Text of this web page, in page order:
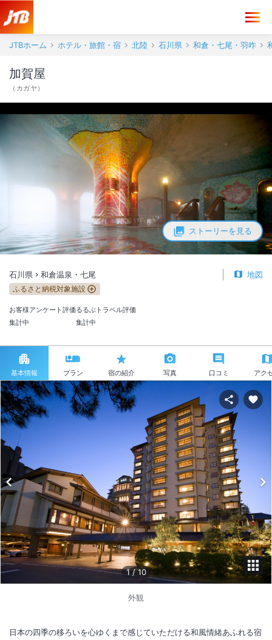
JTBホーム ホテル・旅館・宿 北陸 石川県 和倉・七尾・羽咋
ストーリーを見る
加賀屋
（ カガヤ ）
石川県 和倉温泉・七尾 地図
ふるさと納税対象施設
お客様アンケート評価
集計中
るるぶトラベル評価
集計中
基本情報 プラン 宿の紹介 写真 口コミ アク
1 /10
外観
日本の四季の移ろいを心ゆくまで感じていただける和風情緒あふれる宿